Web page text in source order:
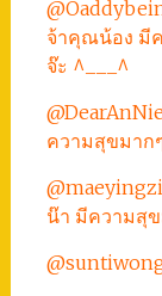
จ้าคุณน้อง มี
จ๊ะ ^___^
ความสุขมาก
น๊า มีความสุ